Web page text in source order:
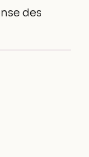
des